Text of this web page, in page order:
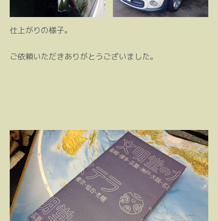
仕上がりの様子。
ご依頼いただきありがとうございました。